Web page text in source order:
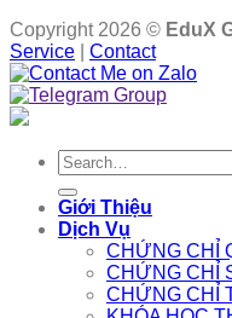
Copyright 2026 © EduX
Service
Contact
Search
for:
Giới Thiệu
Dịch Vụ
CHỨNG CHỈ
CHỨNG CHỈ
CHỨNG CHỈ